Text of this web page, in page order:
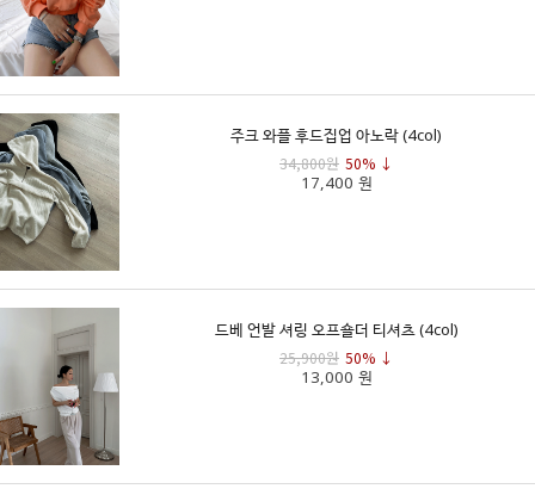
주크 와플 후드집업 아노락 (4col)
34,800원 50% ↓
17,400 원
드베 언발 셔링 오프숄더 티셔츠 (4col)
25,900원 50% ↓
13,000 원